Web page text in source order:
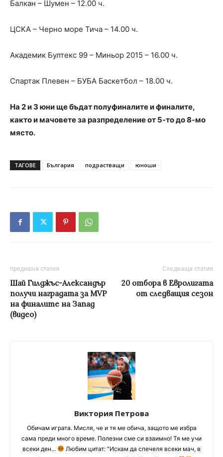
Балкан – Шумен – 12.00 ч.
ЦСКА – Черно море Тича – 14.00 ч.
Академик Бултекс 99 – Миньор 2015 – 16.00 ч.
Спартак Плевен – БУБА Баскетбол – 18.00 ч.
На 2 и 3 юни ще бъдат полуфиналите и финалите,
както и мачовете за разпределение от 5-то до 8-мо
място.
ТАГОВЕ България подрастващи юноши
предишна статия
Шай Гилджъс-Александър
получи наградата за MVP
на финалите на Запад
(видео)
Следваща статия
20 отбора в Евролигата
от следващия сезон
Виктория Петрова
Обичам играта. Мисля, че и тя ме обича, защото ме избра
сама преди много време. Полезни сме си взаимно! Тя ме учи
всеки ден...
Любим цитат: "Искам да спечеля всеки мач, в